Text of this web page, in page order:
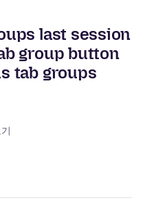
last session
group button
tab groups